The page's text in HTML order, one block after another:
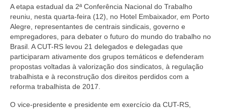
A etapa estadual da 2ª Conferência Nacional do Trabalho
reuniu, nesta quarta-feira (12), no Hotel Embaixador, em Porto
Alegre, representantes de centrais sindicais, governo e
empregadores, para debater o futuro do mundo do trabalho no
Brasil. A CUT-RS levou 21 delegados e delegadas que
participaram ativamente dos grupos temáticos e defenderam
propostas voltadas à valorização dos sindicatos, à regulação
trabalhista e à reconstrução dos direitos perdidos com a
reforma trabalhista de 2017.
O vice-presidente e presidente em exercício da CUT-RS,